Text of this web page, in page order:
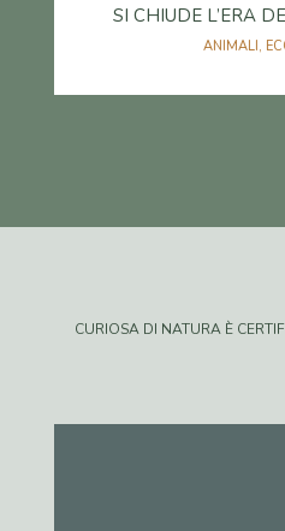
SI CHIUDE L’ERA
ANIMALI,
CURIOSA DI NATURA È